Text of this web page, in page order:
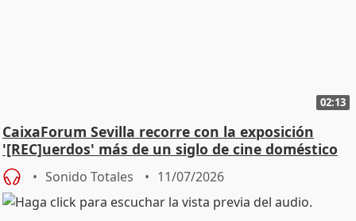
02:13
CaixaForum Sevilla recorre con la exposición
'[REC]uerdos' más de un siglo de cine doméstico
Sonido Totales 11/07/2026